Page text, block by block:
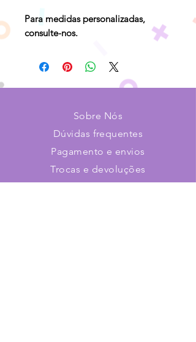
Para medidas personalizadas,
consulte-nos.
Sobre Nós
Dúvidas frequentes
Pagamento e envios
Trocas e devoluções